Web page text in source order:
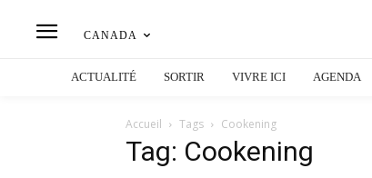
CANADA
ACTUALITÉ SORTIR VIVRE ICI AGENDA
Accueil Tags Cookening
Tag: Cookening